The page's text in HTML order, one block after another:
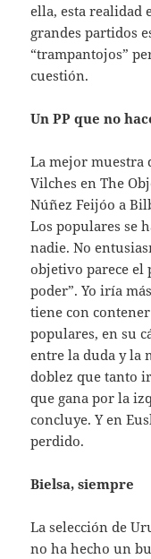
ella, esta realidad
grandes partidos
“trampantojos”
cuestión.
Un PP que no
La mejor muestra
Vilches en The
Núñez Feijóo a
Los populares se
nadie. No
objetivo parece el
poder”. Yo iría
tiene con
populares, en su
entre la duda y la
doblez que tanto
que gana por la
concluye. Y en
perdido.
Bielsa, siempre
La selección de
no ha hecho un